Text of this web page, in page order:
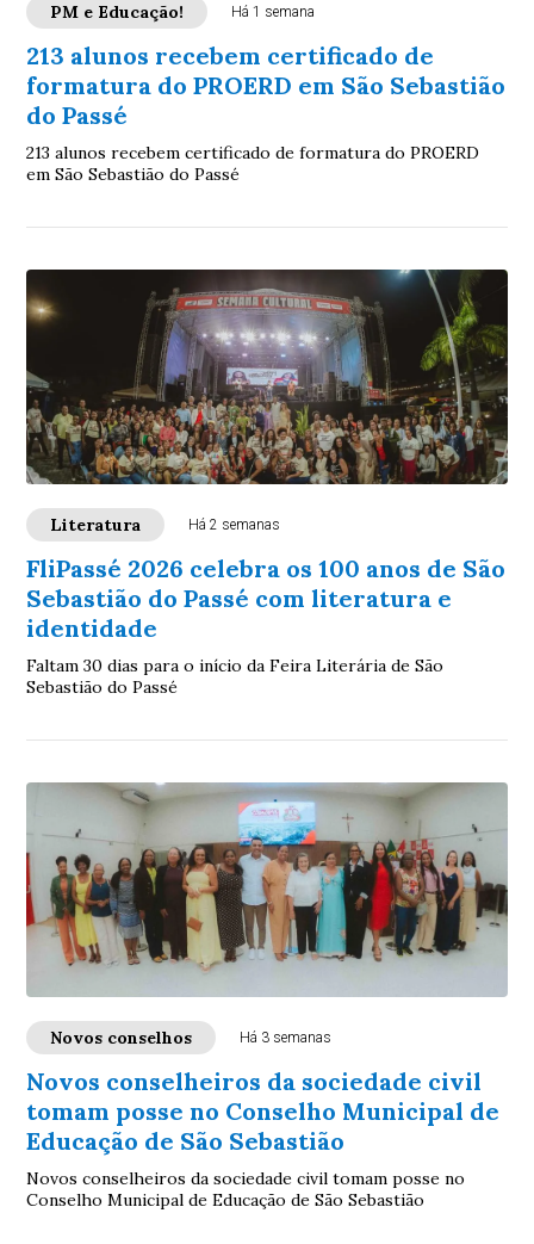
PM e Educação! Há 1 semana
213 alunos recebem certificado de
formatura do PROERD em São Sebastião
do Passé
213 alunos recebem certificado de formatura do PROERD
em São Sebastião do Passé
Literatura Há 2 semanas
FliPassé 2026 celebra os 100 anos de São
Sebastião do Passé com literatura e
identidade
Faltam 30 dias para o início da Feira Literária de São
Sebastião do Passé
Novos conselhos Há 3 semanas
Novos conselheiros da sociedade civil
tomam posse no Conselho Municipal de
Educação de São Sebastião
Novos conselheiros da sociedade civil tomam posse no
Conselho Municipal de Educação de São Sebastião